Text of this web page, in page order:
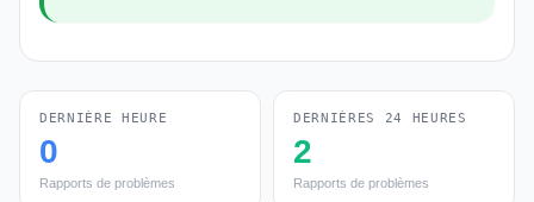
DERNIÈRE HEURE
0
Rapports de problèmes
DERNIÈRES 24 HEURES
2
Rapports de problèmes